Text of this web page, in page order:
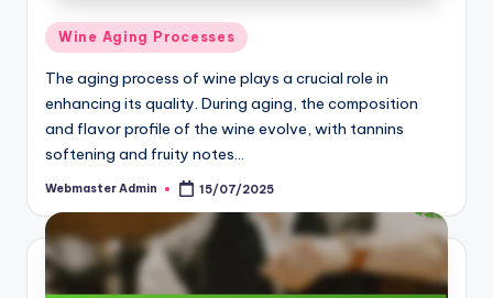
Posted
in
Wine Aging Processes
The aging process of wine plays a crucial role in
enhancing its quality. During aging, the composition
and flavor profile of the wine evolve, with tannins
softening and fruity notes…
Posted
Webmaster Admin 15/07/2025